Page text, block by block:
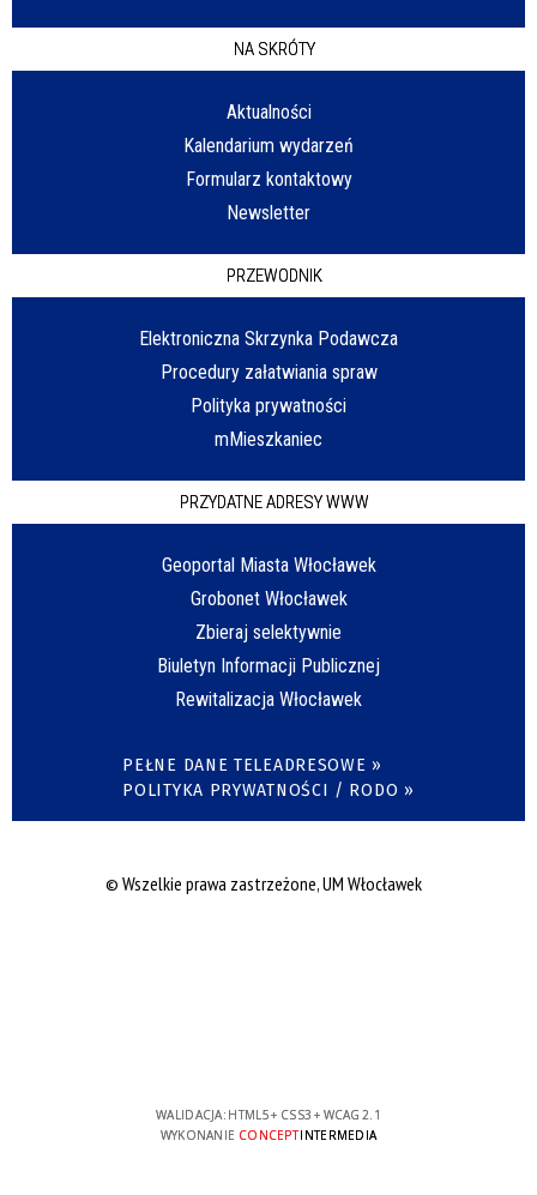
NA SKRÓTY
Aktualności
Kalendarium wydarzeń
Formularz kontaktowy
Newsletter
PRZEWODNIK
Elektroniczna Skrzynka Podawcza
Procedury załatwiania spraw
Polityka prywatności
mMieszkaniec
PRZYDATNE ADRESY WWW
Geoportal Miasta Włocławek
Grobonet Włocławek
Zbieraj selektywnie
Biuletyn Informacji Publicznej
Rewitalizacja Włocławek
PEŁNE DANE TELEADRESOWE »
POLITYKA PRYWATNOŚCI / RODO »
© Wszelkie prawa zastrzeżone, UM Włocławek
WALIDACJA: HTML5+ CSS3 + WCAG 2.1
WYKONANIE CONCEPTINTERMEDIA